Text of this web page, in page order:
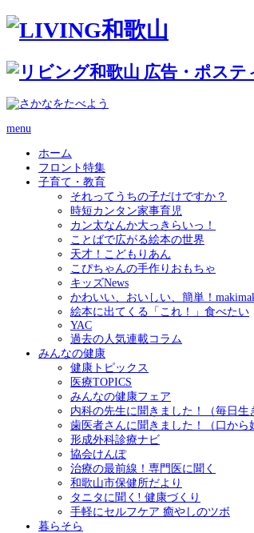
menu
ホーム
フロント特集
子育て・教育
それってうちの子だけですか？
時短カンタン家事育児
カン太なんか大っきらいっ！
ことばで広がる絵本の世界
天才！こどもりあん
こぴちゃんの手作りおもちゃ
キッズNews
かわいい、おいしい、簡単！
絵本に出てくる「これ！」食べたい
YAC
過去の人気連載コラム
みんなの健康
健康トピックス
医療TOPICS
みんなの健康フェア
内科の先生に聞きました！（毎日生
歯医者さんに聞きました！（口から
形成外科診療ナビ
協会けんぽ
治療の最前線！専門医に聞く
和歌山市保健所だより
タニタに聞く! 健康づくり
手軽にセルフケア 癒やしのツボ
暮らそら